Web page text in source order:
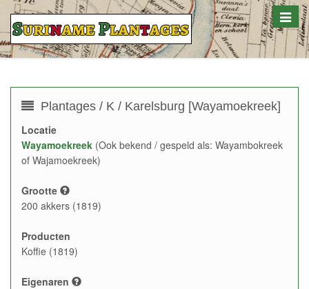
Toggle
Plantages / K / Karelsburg [Wayamoekreek]
Locatie
Wayamoekreek (Ook bekend / gespeld als: Wayambokreek
of Wajamoekreek)
Grootte
200 akkers (1819)
Producten
Koffie (1819)
Eigenaren